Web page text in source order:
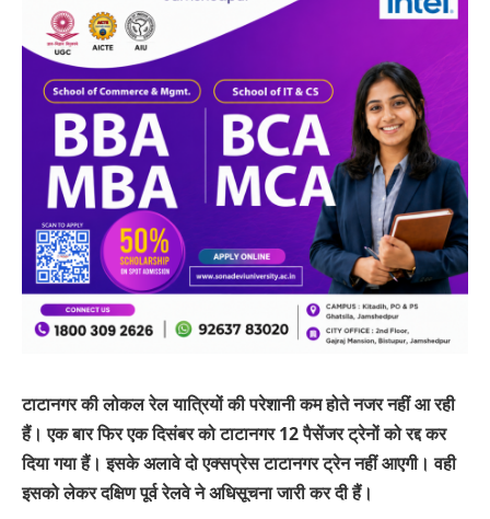
टाटानगर की लोकल रेल यात्रियों की परेशानी कम होते नजर नहीं आ रही
हैं। एक बार फिर एक दिसंबर को टाटानगर 12 पैसेंजर ट्रेनों को रद्द कर
दिया गया हैं। इसके अलावे दो एक्सप्रेस टाटानगर ट्रेन नहीं आएगी। वही
इसको लेकर दक्षिण पूर्व रेलवे ने अधिसूचना जारी कर दी हैं।